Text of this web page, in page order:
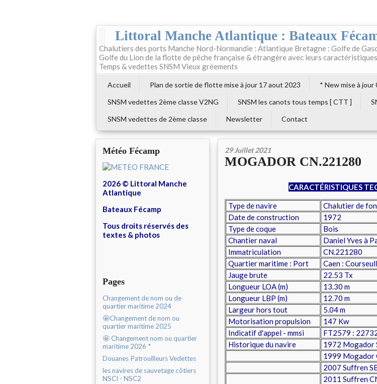
Littoral Manche Atlantique : Bateaux
Chalutiers des ports Manche Nord-Normandie : Atlantique Bretagne : Golfe de
Golfe du Lion de la flotte de pêche française & étrangère avec leurs
Temps & vedettes SNSM Vieux gréements
Accueil Plan de sortie de flotte mise à jour 17 aout 2023
* New mise à
SNSM vedettes 2ème classe V2NG
SNSM les canots tous temps [ CTT ]
SNSM vedettes de 2ème classe
Newsletter Contact
Météo Fécamp
2026 © Littoral Manche
Atlantique
Bateaux Fécamp
Tous droits réservés des
textes & photos
Pages
Changement de nom ou de
quartier maritime 2024
🤩Changement de nom ou
quartier maritime 2025
🤩 Changement nom ou quartier
maritime 2026 *
Douanes Patrouilleurs Vedettes
les navires de sauvetage côtiers
NSCI - NSC2
29 Juillet 2021
MOGADOR CN.221280
CARACTÉRISTIQUES
Type de navire
Chalutier de
Date de construction
1972
Type de coque
Bois
Chantier naval
Daniel Yves à
Immatriculation
CN.221280
Quartier maritime : Port
Caen :
Jauge brute
22.53 Tx
Longueur LOA (m)
13.30 m
Longueur LBP (m)
12.70 m
Largeur hors tout
5.04 m
Motorisation propulsion
147 Kw
Indicatif d'appel - mmsi
FT2579 :
Historique du navire
1972 Mogador
1999 Mogador
2007 Suffren
2011 Suffren